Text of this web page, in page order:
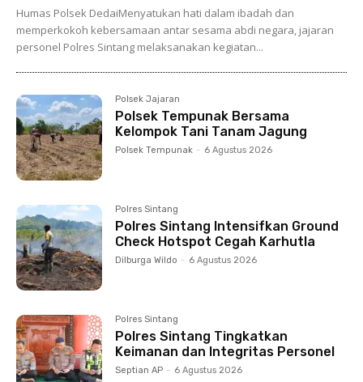
Humas Polsek DedaiMenyatukan hati dalam ibadah dan
memperkokoh kebersamaan antar sesama abdi negara, jajaran
personel Polres Sintang melaksanakan kegiatan...
Polsek Jajaran
Polsek Tempunak Bersama
Kelompok Tani Tanam Jagung
Polsek Tempunak - 6 Agustus 2026
Polres Sintang
Polres Sintang Intensifkan Ground
Check Hotspot Cegah Karhutla
Dilburga Wildo - 6 Agustus 2026
Polres Sintang
Polres Sintang Tingkatkan
Keimanan dan Integritas Personel
Septian AP - 6 Agustus 2026